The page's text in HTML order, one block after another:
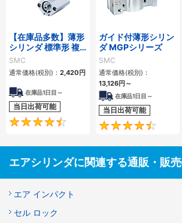
【在庫品多数】薄形
シリンダ 標準形 複
動・片ロッド CQ2
シリーズ
SMC
通常価格(税別)： 2,420 円
在庫品1日目～
当日出荷可能
4.5
ガイド付薄形シリン
ダ MGPシリーズ
SMC
通常価格(税別)：
13,126円 ～
在庫品1日目～
当日出荷可能
エアシリンダに関連する通販・販
エア インパクト
セル ロック